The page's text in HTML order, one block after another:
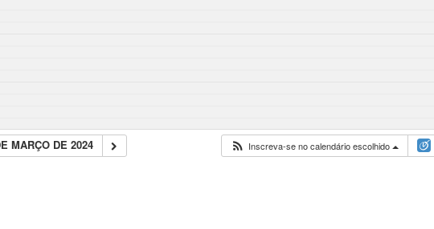
MARÇO DE 2024 Inscreva-se no calendário escolhido